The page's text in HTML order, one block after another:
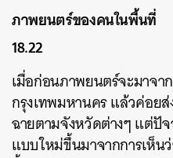
ภาพยนตร์ของคนในพื้นที่
18.22
เมื่อก่อนภาพยนตร์จะมาจา
กรุงเทพมหานคร แล้วค่อยส่
ฉายตามจังหวัดต่างๆ แต่ปั
แบบใหม่ขึ้นมาจากการเห็น